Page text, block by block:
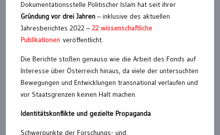
Dokumentationsstelle Politischer Islam hat seit ihrer
Gründung vor drei Jahren – inklusive des aktuellen
Jahresberichtes 2022 – 22 wissenschaftliche
Publikationen veröffentlicht.
Die Berichte stoßen genauso wie die Arbeit des Fonds auf
Interesse über Österreich hinaus, da viele der untersuchten
Bewegungen und Entwicklungen transnational verlaufen und
vor Staatsgrenzen keinen Halt machen.
Identitätskonflikte und gezielte Propaganda
Schwerpunkte der Forschungs- und